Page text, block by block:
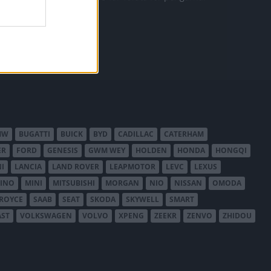
BUGATTI BUICK BYD CADILLAC
CATERHAM
FORD GENESIS GWM WEY HOLDEN HONDA
HONGQI
LANCIA LAND ROVER LEAPMOTOR LEVC
LEXUS
MINI MITSUBISHI MORGAN NIO NISSAN
OMODA
SAAB SEAT SKODA SKYWELL
SMART
VOLKSWAGEN VOLVO XPENG ZEEKR ZENVO ZHIDOU